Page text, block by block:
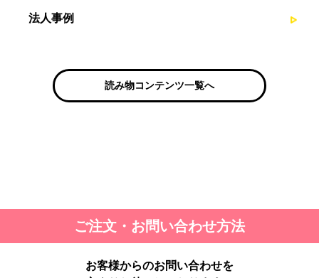
法人事例
読み物コンテンツ一覧へ
ご注文・お問い合わせ方法
お客様からのお問い合わせを